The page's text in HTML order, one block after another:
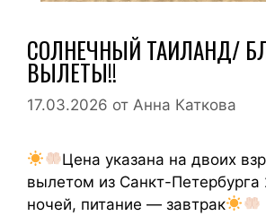
СОЛНЕЧНЫЙ ТАИЛАНД/
ВЫЛЕТЫ!!
17.03.2026 от Анна Каткова
Цена указана на двоих
вылетом из Санкт-Петербурга
ночей, питание — завтрак